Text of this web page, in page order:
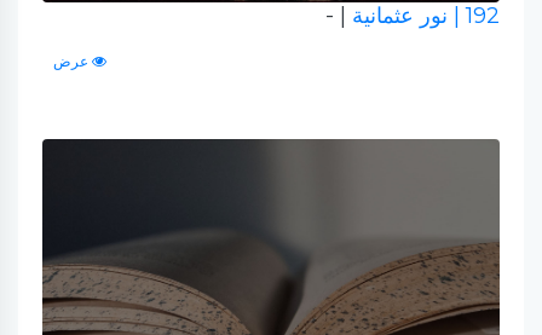
192 | نور عثمانية | -
عرض